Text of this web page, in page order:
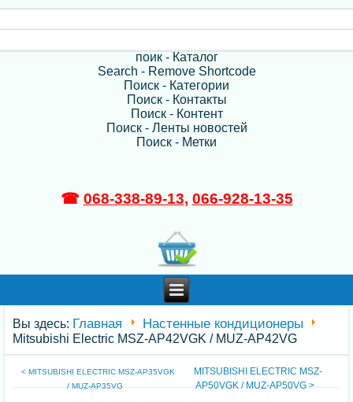
поик - Каталог
Search - Remove Shortcode
Поиск - Категории
Поиск - Контакты
Поиск - Контент
Поиск - Ленты новостей
Поиск - Метки
☎ 068-338-89-13, 066-928-13-35
Вы здесь: Главная Настенные кондиционеры
Mitsubishi Electric MSZ-AP42VGK / MUZ-AP42VG
< MITSUBISHI ELECTRIC MSZ-AP35VGK
/ MUZ-AP35VG
MITSUBISHI ELECTRIC MSZ-
AP50VGK / MUZ-AP50VG >